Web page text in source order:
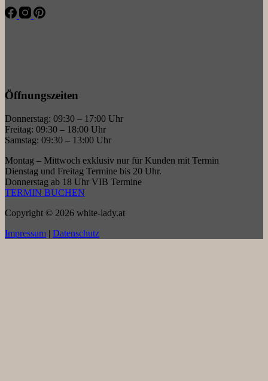
Öffnungszeiten
Donnerstag: 09:30 – 17:00 Uhr
Freitag: 09:30 – 18:00 Uhr
Samstag: 09:30 – 13:00 Uhr
Montag – Mittwoch exklusiv nur für Kunden mit Termin
Dienstag und Freitag Termine bis 20 Uhr.
Donnerstag ab 18 Uhr VIB Termine
TERMIN BUCHEN
Copyright © 2026 white-lady.at
Impressum | Datenschutz